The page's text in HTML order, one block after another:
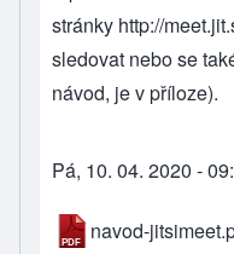
stránky http://
sledovat nebo se
návod, je v příloze).
Pá, 10. 04. 2020 -
navod-